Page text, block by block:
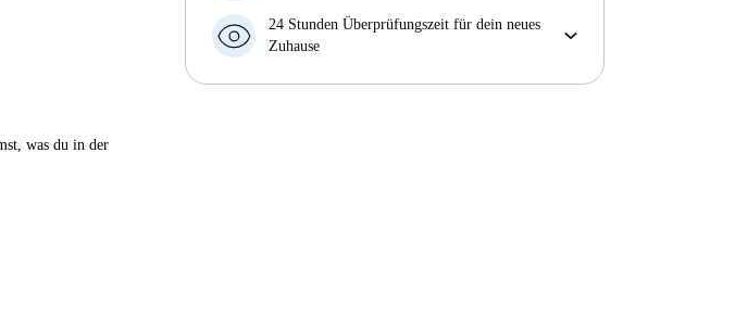
was du in der
Falls der Vermieter deine Buchung kurzfristig
storniert, werden wir dir entweder A) ein Hotel
finden oder B) den gezahlten Betrag vollständig
24 Stunden Überprüfungszeit für dein neues
Zuhause